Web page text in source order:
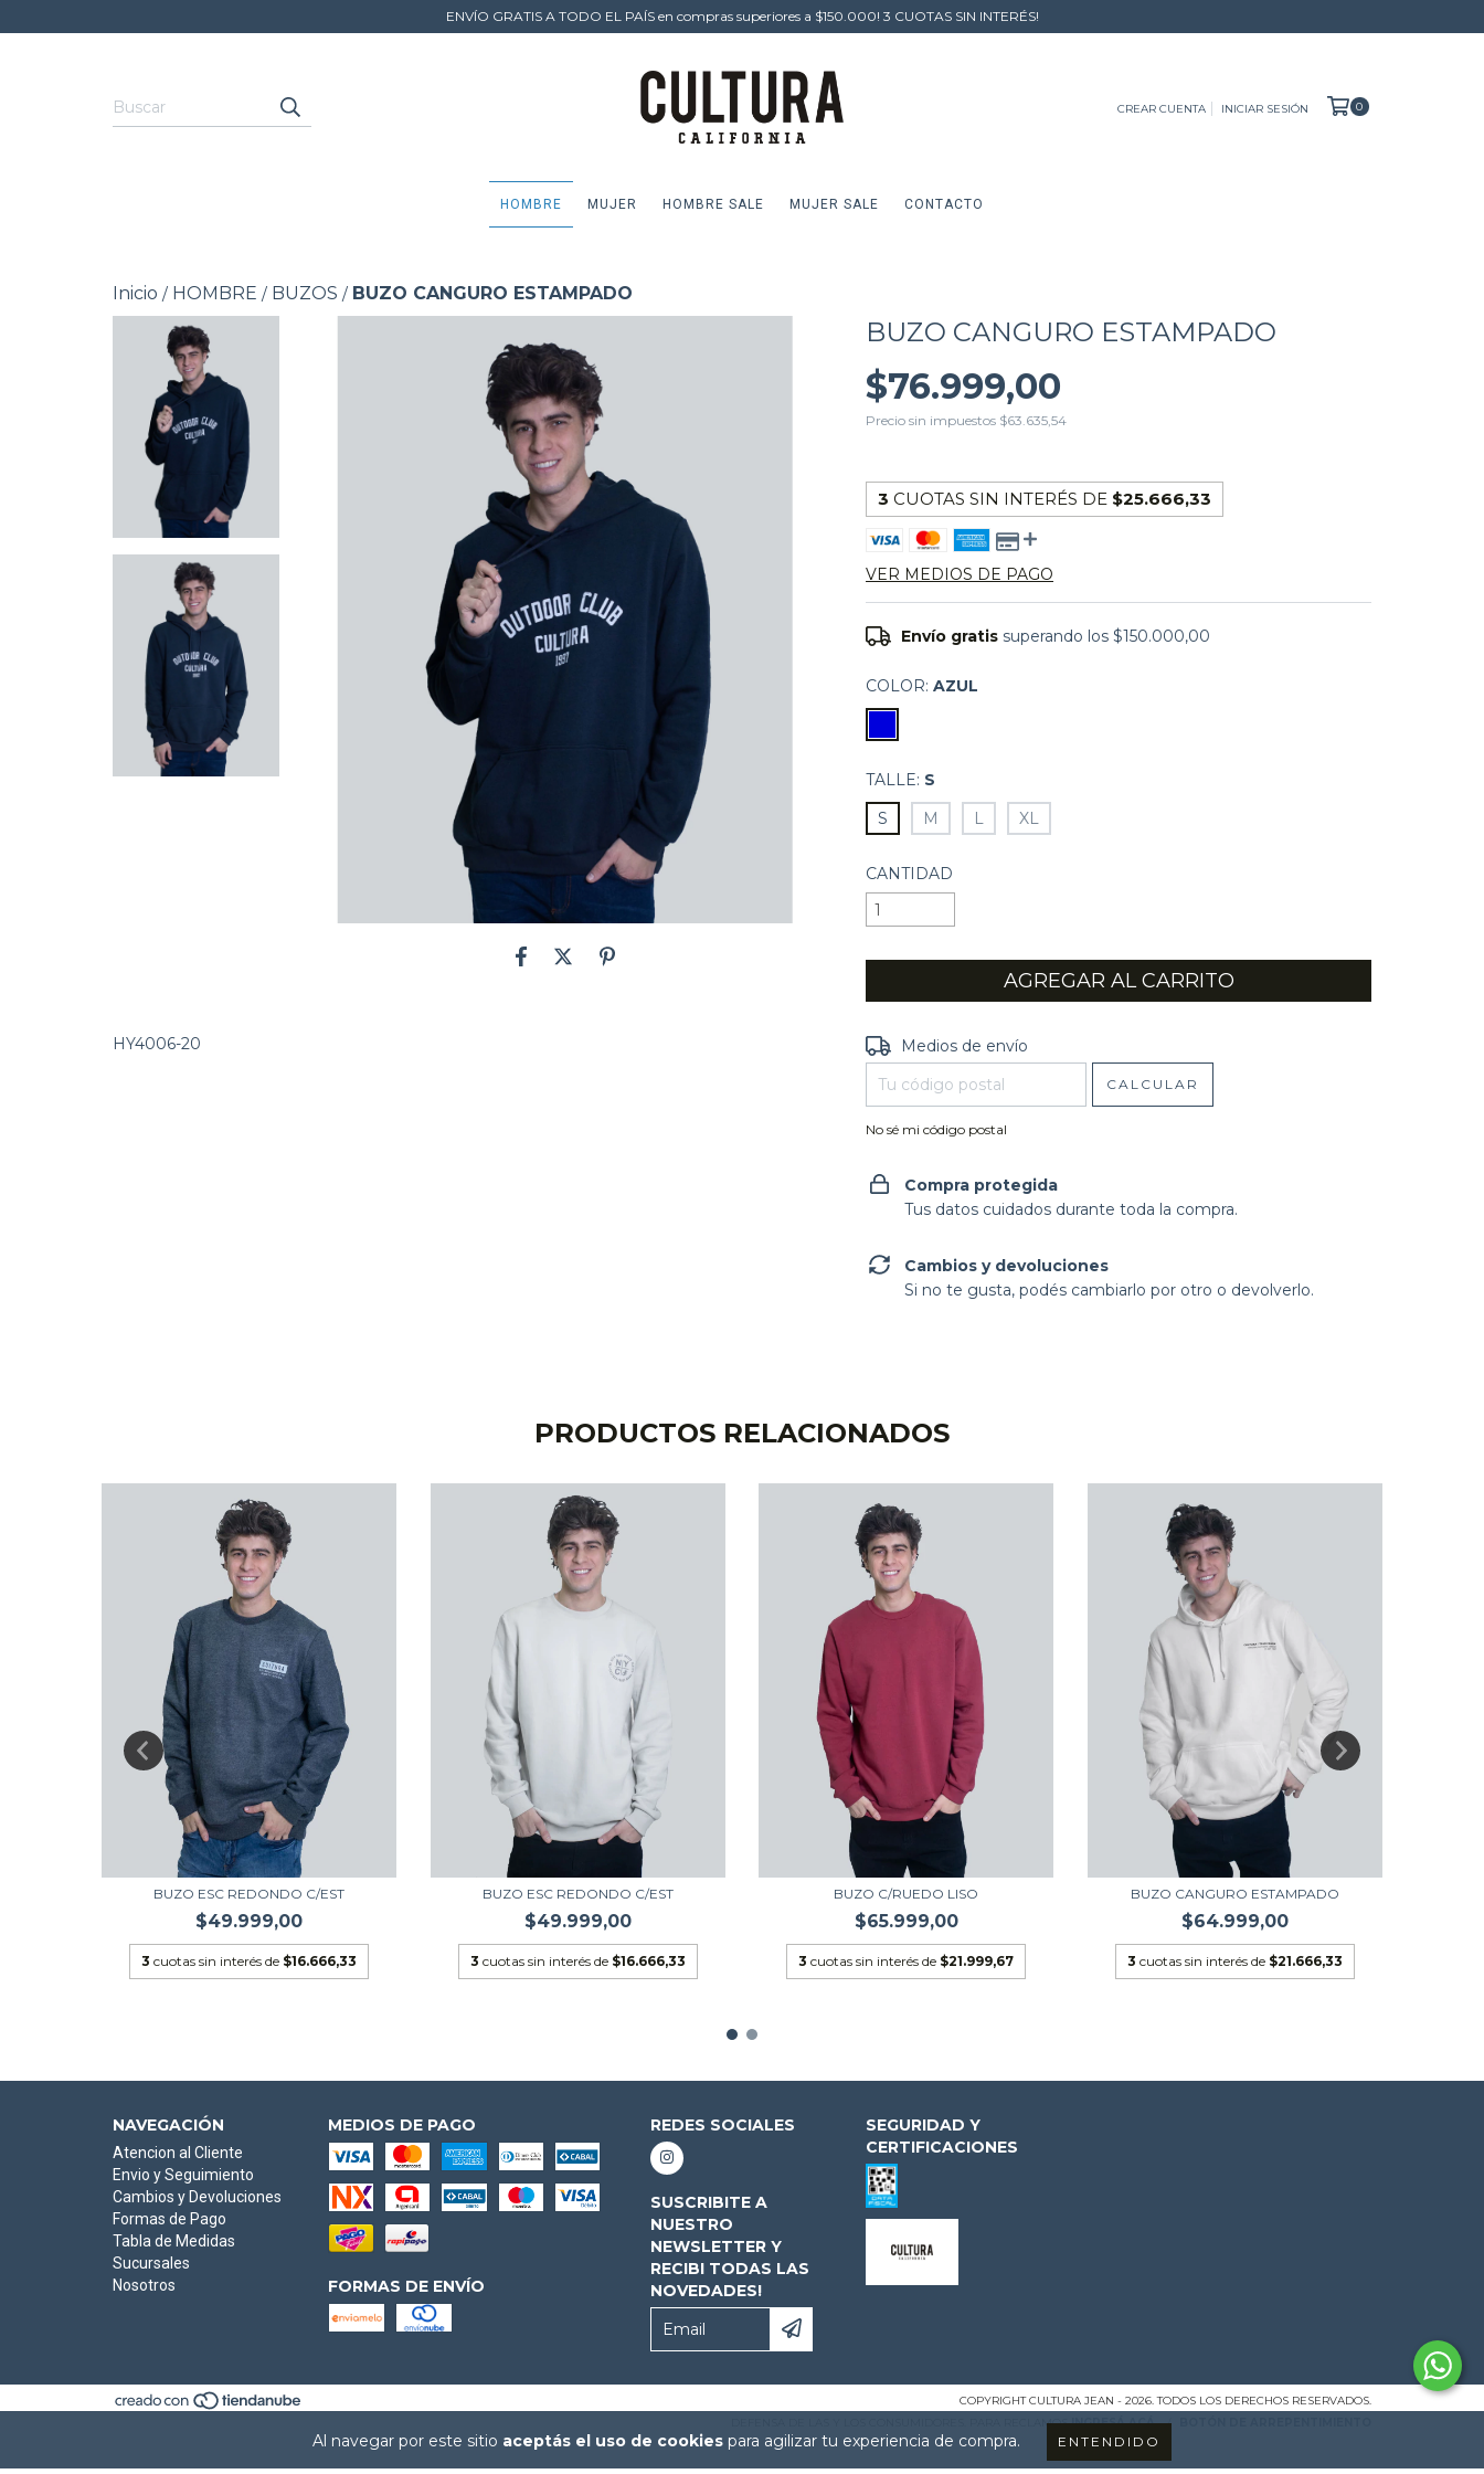
Al navegar por este sitio aceptás el uso de cookies para agilizar tu experiencia de compra. ENTENDIDO
ENVÍO GRATIS A TODO EL PAÍS en compras superiores a $150.000! 3 CUOTAS SIN INTERÉS!
CREAR CUENTA INICIAR SESIÓN 0
HOMBRE MUJER HOMBRE SALE MUJER SALE CONTACTO
Inicio / HOMBRE / BUZOS / BUZO CANGURO ESTAMPADO
HY4006-20
BUZO CANGURO ESTAMPADO
$76.999,00
Precio sin impuestos $63.635,54
3 CUOTAS SIN INTERÉS DE $25.666,33
VER MEDIOS DE PAGO
Envío gratis superando los$150.000,00
COLOR: AZUL
TALLE: S
S
M L XL
CANTIDAD
Entregas para el CP:
Medios de envío
CALCULAR
No sé mi código postal
Compra protegida
Tus datos cuidados durante toda la compra.
Cambios y devoluciones
Si no te gusta, podés cambiarlo por otro o devolverlo.
PRODUCTOS RELACIONADOS
BUZO ESC REDONDO C/EST
$49.999,00
3 cuotas sin interés de $16.666,33
BUZO ESC REDONDO C/EST
$49.999,00
3 cuotas sin interés de $16.666,33
BUZO C/RUEDO LISO
$65.999,00
3 cuotas sin interés de $21.999,67
BUZO CANGURO ESTAMPADO
$64.999,00
3 cuotas sin interés de $21.666,33
NAVEGACIÓN
Atencion al Cliente
Envio y Seguimiento
Cambios y Devoluciones
Formas de Pago
Tabla de Medidas
Sucursales
Nosotros
MEDIOS DE PAGO
FORMAS DE ENVÍO
REDES SOCIALES
SUSCRIBITE A
NUESTRO
NEWSLETTER Y
RECIBI TODAS LAS
NOVEDADES!
SEGURIDAD Y
CERTIFICACIONES
COPYRIGHT CULTURA JEAN - 2026. TODOS LOS DERECHOS RESERVADOS.
DEFENSA DE LAS Y LOS CONSUMIDORES. PARA RECLAMOS INGRESÁ ACÁ. /